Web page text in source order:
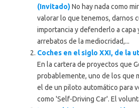
(Invitado)No hay nada como
valorar lo que tenemos, darnos
importancia y defenderlo a capa
arrebatos de la mediocridad,...
Coches en el siglo XXI, de la
En la cartera de proyectos que
probablemente, uno de los que
el de un piloto automático para
como 'Self-Driving Car'. El